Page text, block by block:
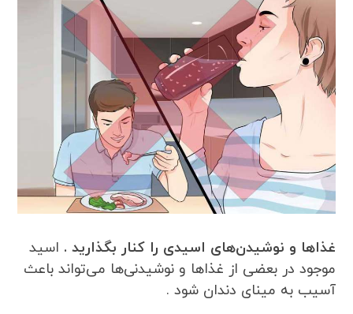
غذاها و نوشیدن‌های اسیدی را کنار بگذارید . اسید
موجود در بعضی از غذاها و نوشیدنی‌ها می‌تواند باعث
آسیب به مینای دندان شود .